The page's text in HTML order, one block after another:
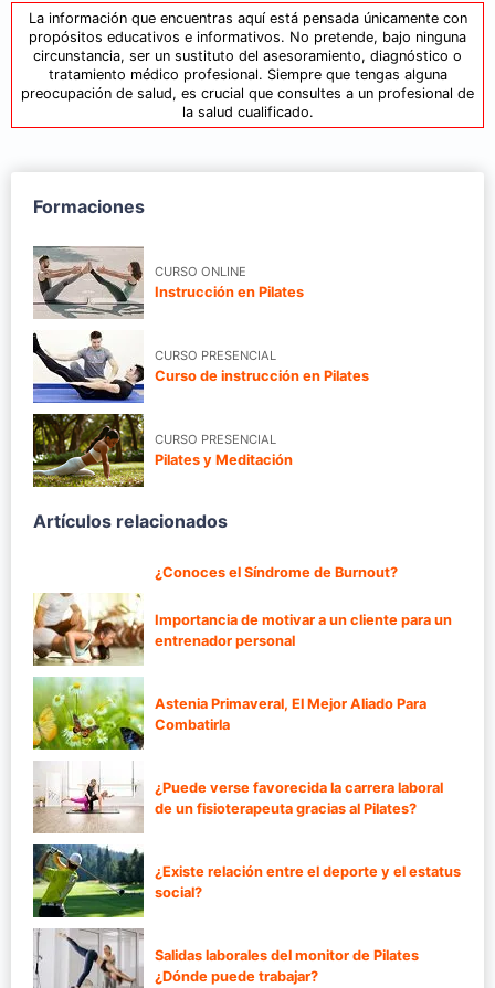
La información que encuentras aquí está pensada únicamente con
propósitos educativos e informativos. No pretende, bajo ninguna
circunstancia, ser un sustituto del asesoramiento, diagnóstico o
tratamiento médico profesional. Siempre que tengas alguna
preocupación de salud, es crucial que consultes a un profesional de
la salud cualificado.
Formaciones
CURSO ONLINE
Instrucción en Pilates
CURSO PRESENCIAL
Curso de instrucción en Pilates
CURSO PRESENCIAL
Pilates y Meditación
Artículos relacionados
¿Conoces el Síndrome de Burnout?
Importancia de motivar a un cliente para un
entrenador personal
Astenia Primaveral, El Mejor Aliado Para
Combatirla
¿Puede verse favorecida la carrera laboral
de un fisioterapeuta gracias al Pilates?
¿Existe relación entre el deporte y el estatus
social?
Salidas laborales del monitor de Pilates
¿Dónde puede trabajar?